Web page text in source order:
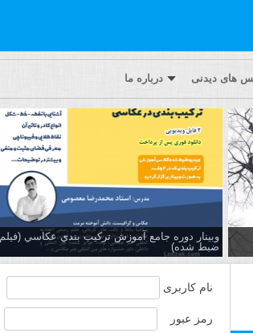
های دیدنی درباره ما
وبینار دوره جامع آموزش تركيب بندي عكاسي (فیلم
ضبط شده)
نام کاربری
رمز عبور